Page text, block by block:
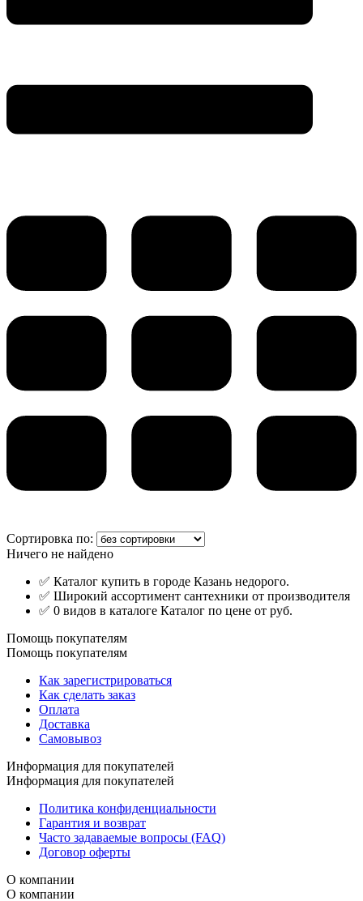
Сортировка по:
Ничего не найдено
✅ Каталог купить в городе Казань недорого.
✅ Широкий ассортимент сантехники от производителя
✅ 0 видов в каталоге Каталог по цене от руб.
Помощь покупателям
Помощь покупателям
Как зарегистрироваться
Как сделать заказ
Оплата
Доставка
Самовывоз
Информация для покупателей
Информация для покупателей
Политика конфиденциальности
Гарантия и возврат
Часто задаваемые вопросы (FAQ)
Договор оферты
О компании
О компании